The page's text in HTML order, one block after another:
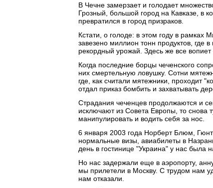
В Чечне замерзает и голодает
Грозный, большой город на Кавказе, в
превратился в город призраков.
Кстати, о голоде: в этом году в рамках
завезено миллион тонн продуктов, где
рекордный урожай. Здесь же все
Когда последние борцы чеченского
них смертельную ловушку. Сотни
где, как считали мятежники, проходит
отдал приказ бомбить и захватывать
Страдания чеченцев продолжаются и
исключают из Совета Европы, то снова
манипулировать и водить себя за нос.
6 января 2003 года Норберт Блюм,
нормальные визы, авиабилеты в
день в гостинице "Украина" у нас была
Но нас задержали еще в аэропорту,
мы прилетели в Москву. С трудом нам
нам отказали.